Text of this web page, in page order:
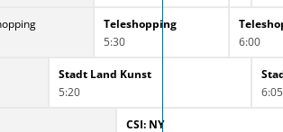
Teleshopping
5:30
6:00
Stadt Land Kunst
5:20
6:05
CSI: NY